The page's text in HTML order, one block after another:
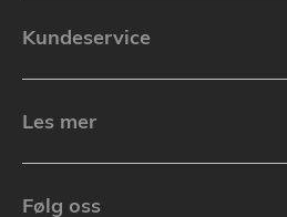
Kundeservice
Les mer
Følg oss